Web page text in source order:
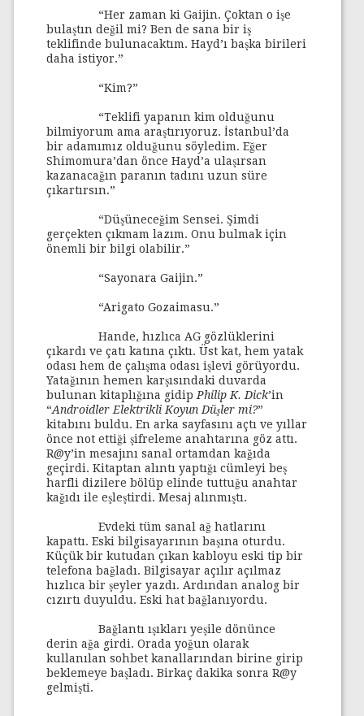
“Her zaman ki Gaijin. Çoktan o işe
bulaştın değil mi? Ben de sana bir iş
teklifinde bulunacaktım. Hayd’ı başka birileri
daha istiyor.”
“Kim?”
“Teklifi yapanın kim olduğunu
bilmiyorum ama araştırıyoruz. İstanbul’da
bir adamımız olduğunu söyledim. Eğer
Shimomura’dan önce Hayd’a ulaşırsan
kazanacağın paranın tadını uzun süre
çıkartırsın.”
“Düşüneceğim Sensei. Şimdi
gerçekten çıkmam lazım. Onu bulmak için
önemli bir bilgi olabilir.”
“Sayonara Gaijin.”
“Arigato Gozaimasu.”
Hande, hızlıca AG gözlüklerini
çıkardı ve çatı katına çıktı. Üst kat, hem yatak
odası hem de çalışma odası işlevi görüyordu.
Yatağının hemen karşısındaki duvarda
bulunan kitaplığına gidipPhilip K. Dick’in
“Androidler Elektrikli Koyun Düşler mi?”
kitabını buldu. En arka sayfasını açtı ve yıllar
önce not ettiği şifreleme anahtarına göz attı.
R@y’in mesajını sanal ortamdan kağıda
geçirdi. Kitaptan alıntı yaptığı cümleyi beş
harfli dizilere bölüp elinde tuttuğu anahtar
kağıdı ile eşleştirdi. Mesaj alınmıştı.
Evdeki tüm sanal ağ hatlarını
kapattı. Eski bilgisayarının başına oturdu.
Küçük bir kutudan çıkan kabloyu eski tip bir
telefona bağladı. Bilgisayar açılır açılmaz
hızlıca bir şeyler yazdı. Ardından analog bir
cızırtı duyuldu. Eski hat bağlanıyordu.
Bağlantı ışıkları yeşile dönünce
derin ağa girdi. Orada yoğun olarak
kullanılan sohbet kanallarından birine girip
beklemeye başladı. Birkaç dakika sonra R@y
gelmişti.